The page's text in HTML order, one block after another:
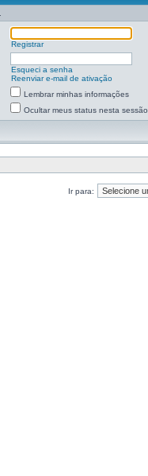
Registrar
Esqueci a senha
Reenviar e-mail de ativação
Lembrar minhas informações
Ocultar meus status nesta sessão
Ir para: